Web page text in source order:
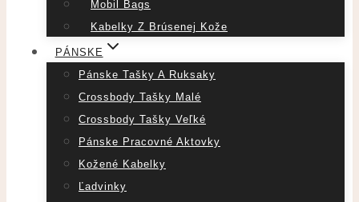
Mobil Bags
Kabelky Z Brúsenej Kože
PÁNSKE
Pánske Tašky A Ruksaky
Crossbody Tašky Malé
Crossbody Tašky Veľké
Pánske Pracovné Aktovky
Kožené Kabelky
Ľadvinky